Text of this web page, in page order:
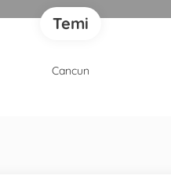
Temi
Cancun